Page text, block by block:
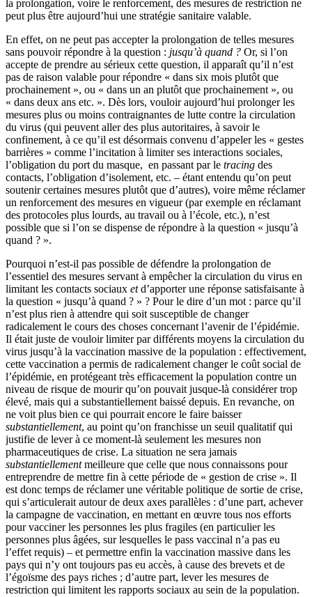
la prolongation, voire le renforcement, des mesures de restriction ne
peut plus être aujourd’hui une stratégie sanitaire valable.
En effet, on ne peut pas accepter la prolongation de telles mesures
sans pouvoir répondre à la question : jusqu’à quand ? Or, si l’on
accepte de prendre au sérieux cette question, il apparaît qu’il n’est
pas de raison valable pour répondre « dans six mois plutôt que
prochainement », ou « dans un an plutôt que prochainement », ou
« dans deux ans etc. ». Dès lors, vouloir aujourd’hui prolonger les
mesures plus ou moins contraignantes de lutte contre la circulation
du virus (qui peuvent aller des plus autoritaires, à savoir le
confinement, à ce qu’il est désormais convenu d’appeler les « gestes
barrières » comme l’incitation à limiter ses interactions sociales,
l’obligation du port du masque, en passant par le tracing des
contacts, l’obligation d’isolement, etc. – étant entendu qu’on peut
soutenir certaines mesures plutôt que d’autres), voire même réclamer
un renforcement des mesures en vigueur (par exemple en réclamant
des protocoles plus lourds, au travail ou à l’école, etc.), n’est
possible que si l’on se dispense de répondre à la question « jusqu’à
quand ? ».
Pourquoi n’est-il pas possible de défendre la prolongation de
l’essentiel des mesures servant à empêcher la circulation du virus en
limitant les contacts sociaux etd’apporter une réponse satisfaisante à
la question « jusqu’à quand ? » ? Pour le dire d’un mot : parce qu’il
n’est plus rien à attendre qui soit susceptible de changer
radicalement le cours des choses concernant l’avenir de l’épidémie.
Il était juste de vouloir limiter par différents moyens la circulation du
virus jusqu’à la vaccination massive de la population : effectivement,
cette vaccination a permis de radicalement changer le coût social de
l’épidémie, en protégeant très efficacement la population contre un
niveau de risque de mourir qu’on pouvait jusque-là considérer trop
élevé, mais qui a substantiellement baissé depuis. En revanche, on
ne voit plus bien ce qui pourrait encore le faire baisser
substantiellement, au point qu’on franchisse un seuil qualitatif qui
justifie de lever à ce moment-là seulement les mesures non
pharmaceutiques de crise. La situation ne sera jamais
substantiellementmeilleure que celle que nous connaissons pour
entreprendre de mettre fin à cette période de « gestion de crise ». Il
est donc temps de réclamer une véritable politique de sortie de crise,
qui s’articulerait autour de deux axes parallèles : d’une part, achever
la campagne de vaccination, en mettant en œuvre tous nos efforts
pour vacciner les personnes les plus fragiles (en particulier les
personnes plus âgées, sur lesquelles le pass vaccinal n’a pas eu
l’effet requis) – et permettre enfin la vaccination massive dans les
pays qui n’y ont toujours pas eu accès, à cause des brevets et de
l’égoïsme des pays riches ; d’autre part, lever les mesures de
restriction qui limitent les rapports sociaux au sein de la population.